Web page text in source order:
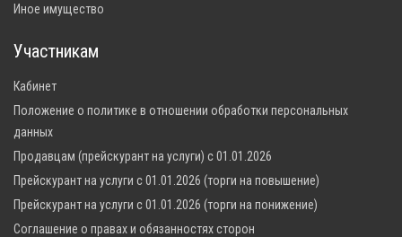
Иное имущество
Участникам
Кабинет
Положение о политике в отношении обработки персональных
данных
Продавцам (прейскурант на услуги) с 01.01.2026
Прейскурант на услуги с 01.01.2026 (торги на повышение)
Прейскурант на услуги с 01.01.2026 (торги на понижение)
Соглашение о правах и обязанностях сторон